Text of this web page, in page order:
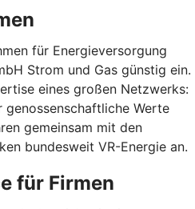
für Energieversorgung
Strom und Gas günstig ein.
eines großen Netzwerks:
genossenschaftliche Werte
gemeinsam mit den
bundesweit VR-Energie an.
für Firmen